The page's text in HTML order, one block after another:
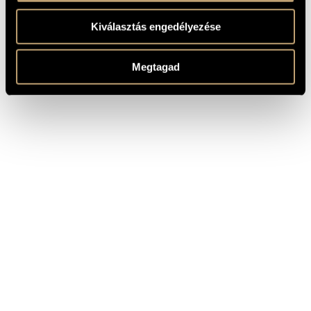
Kiválasztás engedélyezése
Megtagad